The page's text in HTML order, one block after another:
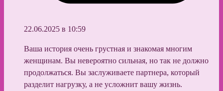
22.06.2025 в 10:59
Ваша история очень грустная и знакомая многим
женщинам. Вы невероятно сильная, но так не должно
продолжаться. Вы заслуживаете партнера, который
разделит нагрузку, а не усложнит вашу жизнь.